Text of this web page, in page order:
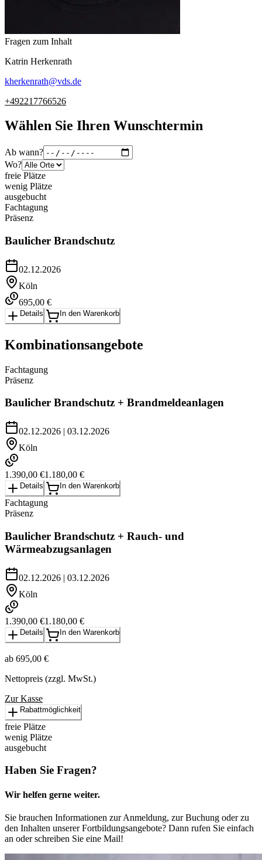
Fragen zum Inhalt
Katrin Herkenrath
kherkenrath@vds.de
+492217766526
Wählen Sie Ihren Wunschtermin
Ab wann?
Wo?
freie Plätze
wenig Plätze
ausgebucht
Fachtagung
Präsenz
Baulicher Brandschutz
02.12.2026
Köln
695,00 €
Details In den Warenkorb
Kombinationsangebote
Fachtagung
Präsenz
Baulicher Brandschutz + Brandmeldeanlagen
02.12.2026 | 03.12.2026
Köln
1.390,00 €1.180,00 €
Details In den Warenkorb
Fachtagung
Präsenz
Baulicher Brandschutz + Rauch- und
Wärmeabzugsanlagen
02.12.2026 | 03.12.2026
Köln
1.390,00 €1.180,00 €
Details In den Warenkorb
ab 695,00 €
Nettopreis (zzgl. MwSt.)
Zur Kasse
Rabattmöglichkeit
freie Plätze
wenig Plätze
ausgebucht
Haben Sie Fragen?
Wir helfen gerne weiter.
Sie brauchen Informationen zur Anmeldung, zur Buchung oder zu
den Inhalten unserer Fortbildungsangebote? Dann rufen Sie einfach
an oder schreiben Sie eine Mail!